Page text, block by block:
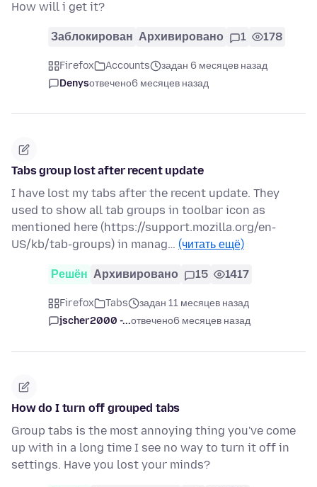
How will i get it?
Заблокирован Архивировано 1 178
Firefox Accounts
задан 6 месяцев назад
Denysотвечено6 месяцев назад
Tabs group lost after recent update
I have lost my tabs after the recent update. They
used to show all tab groups in toolbar icon as
mentioned here (https://support.mozilla.org/en-
US/kb/tab-groups) in manag… (читать ещё)
Решён Архивировано 15 1417
Firefox Tabs
задан 11 месяцев назад
jscher2000 -...отвечено6 месяцев назад
How do I turn off grouped tabs
Group tabs is the most annoying thing you've come
up with in a long time I see no way to turn it off in
settings. Have you lost your minds?